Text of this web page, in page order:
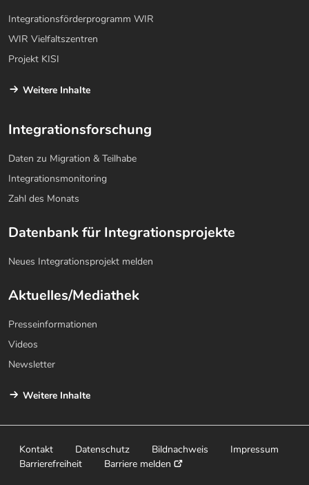
Integrationsförderprogramm WIR
WIR Vielfaltszentren
Projekt KISI
Weitere Inhalte
Integrationsforschung
Daten zu Migration & Teilhabe
Integrationsmonitoring
Zahl des Monats
Datenbank für Integrationsprojekte
Neues Integrationsprojekt melden
Aktuelles/Mediathek
Presseinformationen
Videos
Newsletter
Weitere Inhalte
Kontakt Datenschutz Bildnachweis
Impressum
Barrierefreiheit
Barriere melden